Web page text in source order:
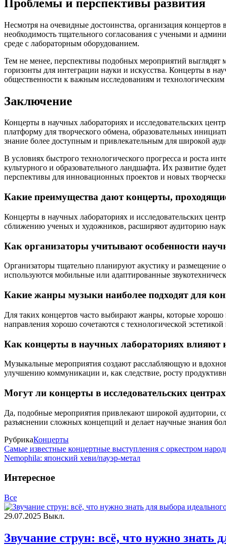
Проблемы и перспективы развития
Несмотря на очевидные достоинства, организация
необходимость тщательного согласования с учеными и
среде с лабораторным оборудованием.
Тем не менее, перспективы подобных мероприятий выглядят
горизонты для интеграции науки и искусства. Концерты в
общественности к важным исследованиям и
Заключение
Концерты в научных лабораториях и исследовательских
платформу для творческого обмена, образовательных
знание более доступным и привлекательным для широкой
В условиях быстрого технологического прогресса и роста
культурного и образовательного ландшафта. Их развитие
перспективы для инновационных проектов и новых
Какие преимущества дают концерты,
Концерты в научных лабораториях и исследовательских
сближению ученых и художников, расширяют аудиторию
Как организаторы учитывают особенности
Организаторы тщательно планируют акустику и размещение
используются мобильные или адаптированные
Какие жанры музыки наиболее подходят для
Для таких концертов часто выбирают жанры, которые
направления хорошо сочетаются с технологической
Как концерты в научных лабораториях влияют
Музыкальные мероприятия создают расслабляющую и
улучшению коммуникации и, как следствие, росту
Могут ли концерты в исследовательских
Да, подобные мероприятия привлекают широкой аудитории,
разъяснении сложных концепций и делает научные знания
РубрикаКонцерты
Самые известные концертные выступления с оркестром
Nemophila: японский хеви/пауэр-метал
Интересное
Все
29.07.2025 Выкл.
Звучание струн: всё, что нужно знать